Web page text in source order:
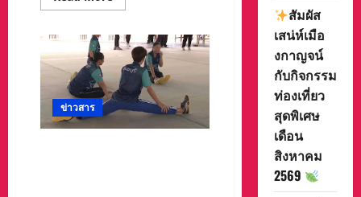
เก่าๆ
ครั้ง
ทหาร
ฝรั่งเศส
มา
ตั้ง
กอง
กำลัง
ที่
บ้าน
more
สมเด็จ
พระเจ้าอยู่หัว
พระราชทาน
ไฟ
พระ
ฤกษ์
การ
แข่งขัน
กีฬา
ข่าวสาร
สัมผัส
เสน่ห์เมือ
งกาญจน์
กับกิจกรรม
ท่องเที่ยว
สุดพิเศษ
เดือน
สิงหาคม
2569